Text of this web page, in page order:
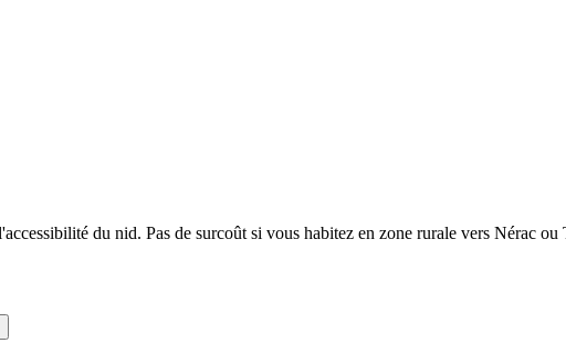
du nid. Pas de surcoût si vous habitez en zone rurale vers Nérac